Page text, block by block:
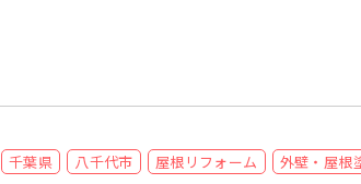
千葉県 八千代市 屋根リフォーム 外壁・屋根